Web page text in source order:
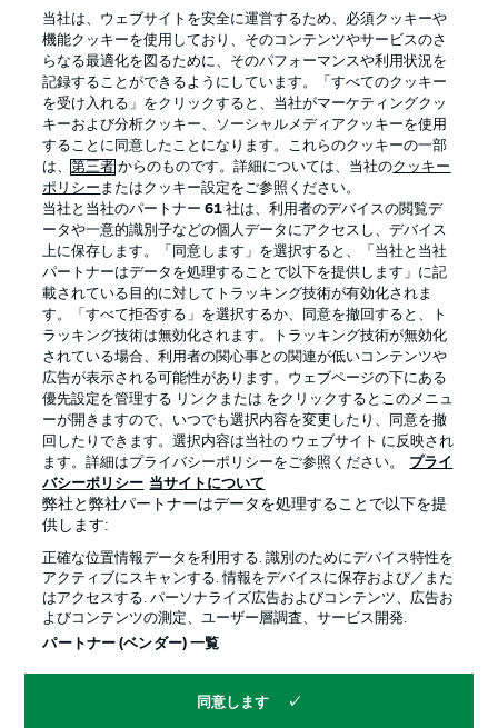
BUNDESLIGA APP
Official Partners
プライバシー・ポリシー 優先設定を管理する
利用条件
求人 選手
当サイトについて
© 2026 Bundesliga-Gruppe GmbH
当社は、ウェブサイトを安全に運営するため、必須クッキーや
機能クッキーを使用しており、そのコンテンツやサービスのさ
らなる最適化を図るために、そのパフォーマンスや利用状況を
記録することができるようにしています。「すべてのクッキー
を受け入れる」をクリックすると、当社がマーケティングクッ
キーおよび分析クッキー、ソーシャルメディアクッキーを使用
することに同意したことになります。これらのクッキーの一部
は、第三者 からのものです。詳細については、当社のクッキー
ポリシー またはクッキー設定をご参照ください。
当社と当社のパートナー61 社は、利用者のデバイスの閲覧デ
ータや一意的識別子などの個人データにアクセスし、デバイス
上に保存します。「同意します」を選択すると、「当社と当社
パートナーはデータを処理することで以下を提供します」に記
載されている目的に対してトラッキング技術が有効化されま
す。「すべて拒否する」を選択するか、同意を撤回すると、ト
ラッキング技術は無効化されます。トラッキング技術が無効化
されている場合、利用者の関心事との関連が低いコンテンツや
広告が表示される可能性があります。ウェブページの下にある
優先設定を管理する リンクまたは をクリックするとこのメニュ
ーが開きますので、いつでも選択内容を変更したり、同意を撤
回したりできます。選択内容は当社の ウェブサイト に反映され
ます。詳細はプライバシーポリシーをご参照ください。
プライ
バシーポリシー 当サイトについて
弊社と弊社パートナーはデータを処理することで以下を提
供します:
正確な位置情報データを利用する. 識別のためにデバイス特性を
アクティブにスキャンする. 情報をデバイスに保存および／また
はアクセスする. パーソナライズ広告およびコンテンツ、広告お
よびコンテンツの測定、ユーザー層調査、サービス開発.
パートナー (ベンダー) 一覧
同意します